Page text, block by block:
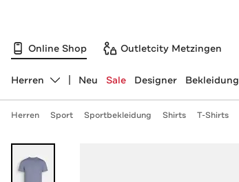
Online Shop Outletcity Metzingen
Abteilung ändern, ausgewählt:
Herren Neu Sale Designer Bekleidung
Herren Sport Sportbekleidung Shirts T-Shirts